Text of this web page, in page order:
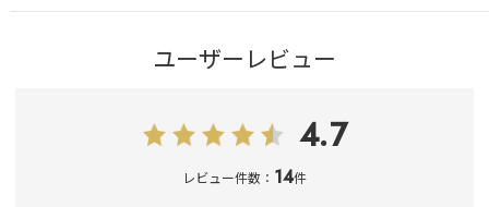
ユーザーレビュー
4.7
レビュー件数： 14件